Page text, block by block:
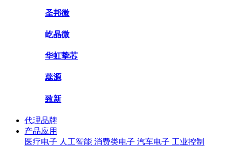
圣邦微
屹晶微
华虹挚芯
蕊源
致新
代理品牌
产品应用
医疗电子 人工智能 消费类电子 汽车电子 工业控制